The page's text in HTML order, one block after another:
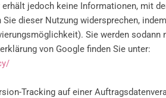
jedoch keine Informationen, mit
dieser Nutzung widersprechen,
Sie werden sodann
von Google finden Sie unter:
Tracking auf einer